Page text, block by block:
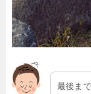
最後ま